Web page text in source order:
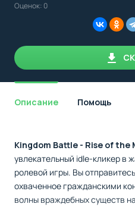
Оценок: 0
Описание Помощь
Kingdom Battle - Rise of the
увлекательный idle-кликер в
ролевой игры. Вы
охваченное гражданскими
волны враждебных существ